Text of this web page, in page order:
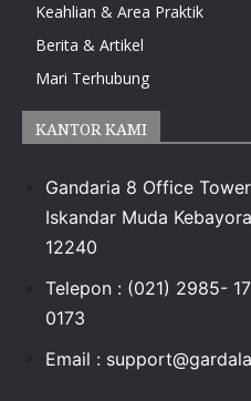
Keahlian & Area Praktik
Berita & Artikel
Mari Terhubung
KANTOR KAMI
Gandaria 8 Office
Iskandar Muda
12240
Telepon : (021) 2985-
0173
Email :